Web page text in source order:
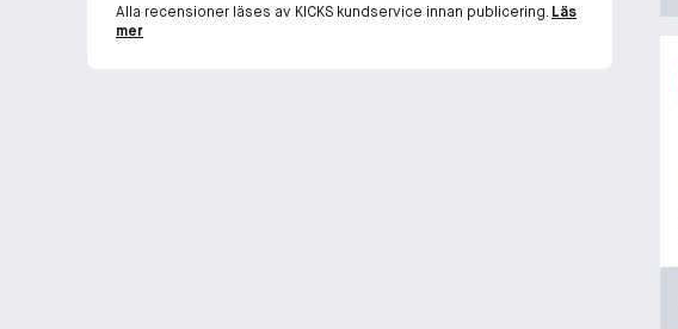
Alla recensioner läses av KICKS kundservice innan publicering. Läs
mer